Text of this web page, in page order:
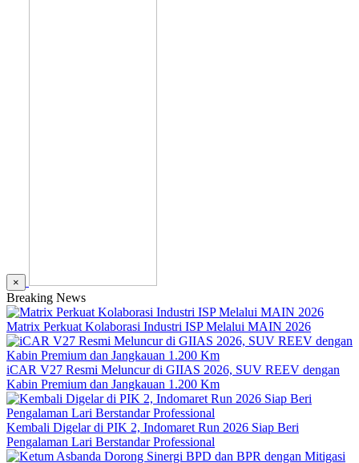
×
Breaking News
Matrix Perkuat Kolaborasi Industri ISP Melalui MAIN 2026
iCAR V27 Resmi Meluncur di GIIAS 2026, SUV REEV dengan
Kabin Premium dan Jangkauan 1.200 Km
Kembali Digelar di PIK 2, Indomaret Run 2026 Siap Beri
Pengalaman Lari Berstandar Professional